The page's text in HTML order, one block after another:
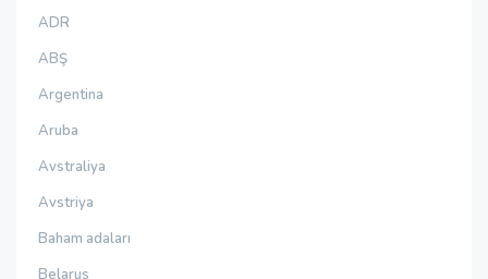
ADR
ABŞ
Argentina
Aruba
Avstraliya
Avstriya
Baham adaları
Belarus